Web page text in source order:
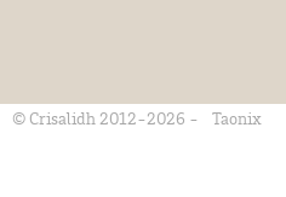
© Crisalidh 2012-2026 - Taonix